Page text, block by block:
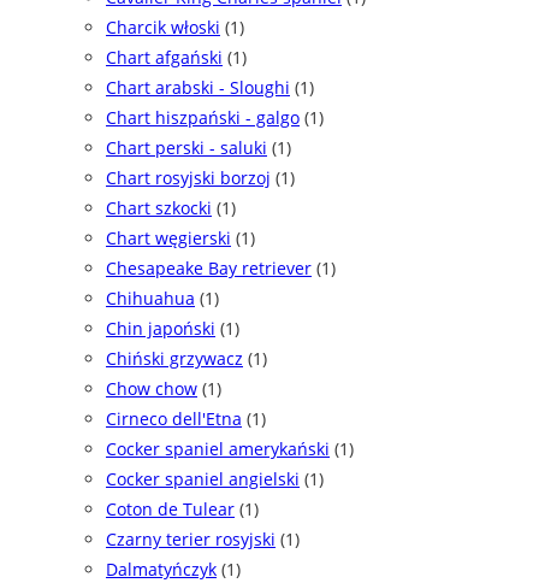
Charcik włoski (1)
Chart afgański (1)
Chart arabski - Sloughi (1)
Chart hiszpański - galgo (1)
Chart perski - saluki (1)
Chart rosyjski borzoj (1)
Chart szkocki (1)
Chart węgierski (1)
Chesapeake Bay retriever (1)
Chihuahua (1)
Chin japoński (1)
Chiński grzywacz (1)
Chow chow (1)
Cirneco dell'Etna (1)
Cocker spaniel amerykański (1)
Cocker spaniel angielski (1)
Coton de Tulear (1)
Czarny terier rosyjski (1)
Dalmatyńczyk (1)